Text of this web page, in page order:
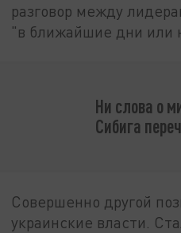
разговор между
"в ближайшие дни или
Ни слова о
Сибига
Совершенно другой
украинские власти.